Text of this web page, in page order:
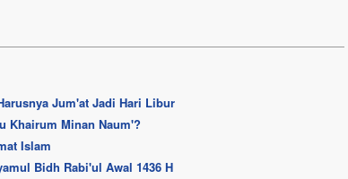
Jum'at Jadi Hari Libur
Khairum Minan Naum'?
Islam
Bidh Rabi'ul Awal 1436 H